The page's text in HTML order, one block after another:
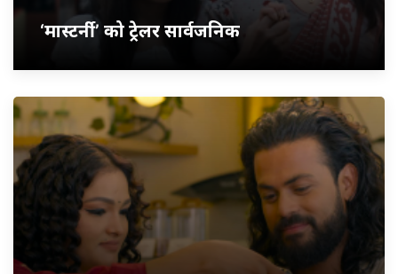
‘मास्टर्नी’ को ट्रेलर सार्वजनिक